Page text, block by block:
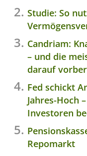
Studie: So
Candriam:
– und die
darauf
Fed schickt
Jahres-Hoch
Investoren
Repomarkt